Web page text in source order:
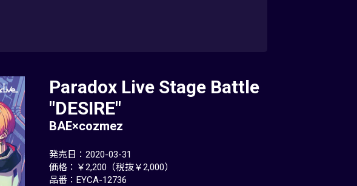
Paradox Live Stage Battle
"DESIRE"
BAE×cozmez
発売日：2020-03-31
価格：￥2,200（税抜￥2,000）
品番：EYCA-12736